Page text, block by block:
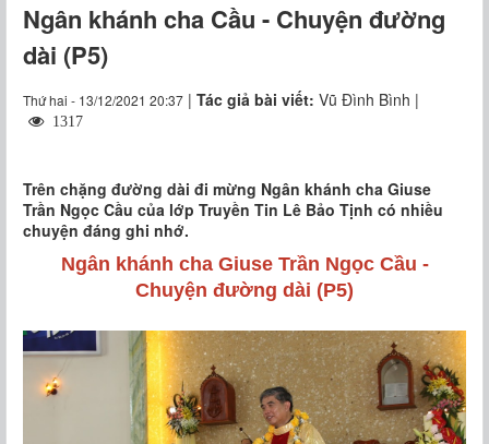
THƯ GIÃN
Ngân khánh cha Cầu - Chuyện đường
dài (P5)
Thứ hai - 13/12/2021 20:37 | Tác giả bài viết: Vũ Đình Bình |
1317
Trên chặng đường dài đi mừng Ngân khánh cha Giuse
Trần Ngọc Cầu của lớp Truyền Tin Lê Bảo Tịnh có nhiều
chuyện đáng ghi nhớ.
Ngân khánh cha Giuse Trần Ngọc Cầu -
Chuyện đường dài (P5)